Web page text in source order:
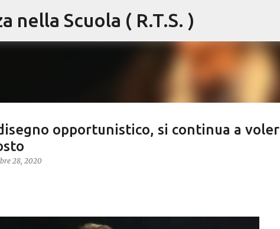
Passa ai contenuti principali
nella Scuola ( R.T.S. )
opportunistico, si continua a voler
28, 2020